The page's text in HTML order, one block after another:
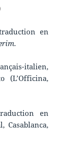
en
.
italien,
(L’Officina,
en
Casablanca,